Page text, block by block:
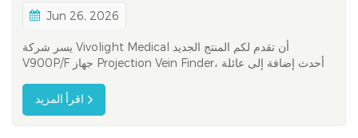
Jun 26, 2026
يسر شركة Vivolight Medical أن تقدم لكم المنتج الجديد
V900P/F جهاز Projection Vein Finder، أحدث إضافة إلى عائلة
V900P/F سلسلة من التحسينات المصممة لدعم متخصصي الرعاية
الصحية أثناء إجراءات الوصول إلى الأوعية الدموية في مجموعة
اقرأ المزيد